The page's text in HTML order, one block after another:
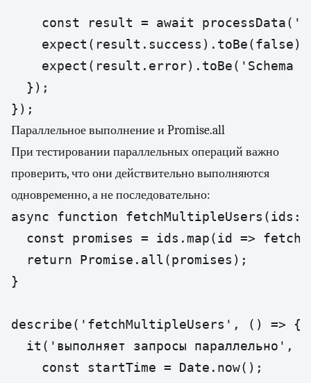
const result = await
    expect(result.success).toBe(false);
expect(result.error).toBe('Schema
  });
});
Параллельное выполнение и Promise.all
При тестировании параллельных операций важно
проверить, что они действительно выполняются
одновременно, а не последовательно:
async function fetchMultipleUsers(ids:
const promises = ids.map(id =>
  return Promise.all(promises);
}
describe('fetchMultipleUsers', () => {
it('выполняет запросы параллельно',
    const startTime = Date.now();